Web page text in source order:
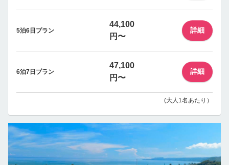
5泊6日プラン
44,100
円〜
詳細
6泊7日プラン
47,100
円〜
詳細
(大人1名あたり）